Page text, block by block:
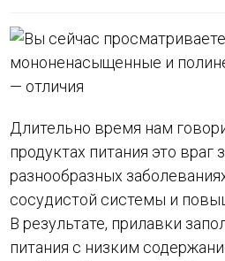
Длительно время нам
продуктах питания это
разнообразных
сосудистой системы и
В результате, прилавки
питания с низким